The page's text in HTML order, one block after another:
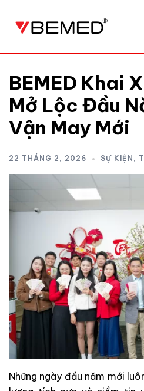
BEMED Khai
Mở Lộc Đầu
Vận May Mới
22 THÁNG 2, 2026 SỰ KIỆN ,
Những ngày đầu năm mới